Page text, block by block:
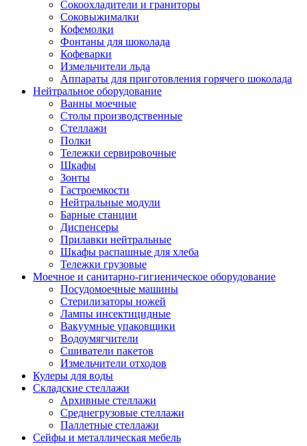
Сокоохладители и граниторы
Соковыжималки
Кофемолки
Фонтаны для шоколада
Кофеварки
Измельчители льда
Аппараты для приготовления горячего шоколада
Нейтральное оборудование
Ванны моечные
Столы производственные
Стеллажи
Полки
Тележки сервировочные
Шкафы
Зонты
Гастроемкости
Нейтральные модули
Барные станции
Диспенсеры
Прилавки нейтральные
Шкафы распашные для хлеба
Тележки грузовые
Моечное и санитарно-гигиеническое оборудование
Посудомоечные машины
Стерилизаторы ножей
Лампы инсектицидные
Вакуумные упаковщики
Водоумягчители
Сшиватели пакетов
Измельчители отходов
Кулеры для воды
Складские стеллажи
Архивные стеллажи
Среднегрузовые стеллажи
Паллетные стеллажи
Сейфы и металлическая мебель